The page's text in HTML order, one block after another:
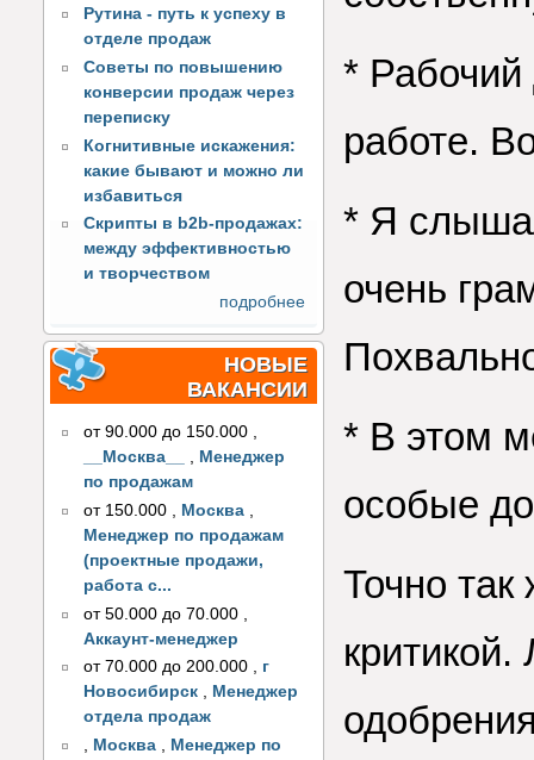
Рутина - путь к успеху в
отделе продаж
Советы по повышению
конверсии продаж через
переписку
Когнитивные искажения:
какие бывают и можно ли
избавиться
Скрипты в b2b-продажах:
между эффективностью
и творчеством
подробнее
НОВЫЕ
ВАКАНСИИ
от 90.000 до 150.000 ,
__Москва__
, Менеджер
по продажам
от 150.000
Москва
Менеджер по продажам
(проектные продажи,
работа с...
от 50.000 до 70.000
Аккаунт-менеджер
от 70.000 до 200.000 , г
Новосибирск , Менеджер
отдела продаж
, Москва , Менеджер по
*
работе.
* Я
очень
* В этом
особые
Точно так